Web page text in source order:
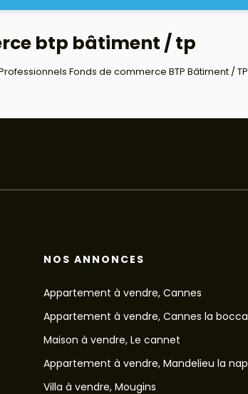
btp bâtiment / tp
Fonds de commerce BTP Bâtiment /
NOS ANNONCES
Appartement à vendre, Cannes
Appartement à vendre, Cannes la bocca
Maison à vendre, Le cannet
Appartement à vendre, Mandelieu la
Villa à vendre, Mougins